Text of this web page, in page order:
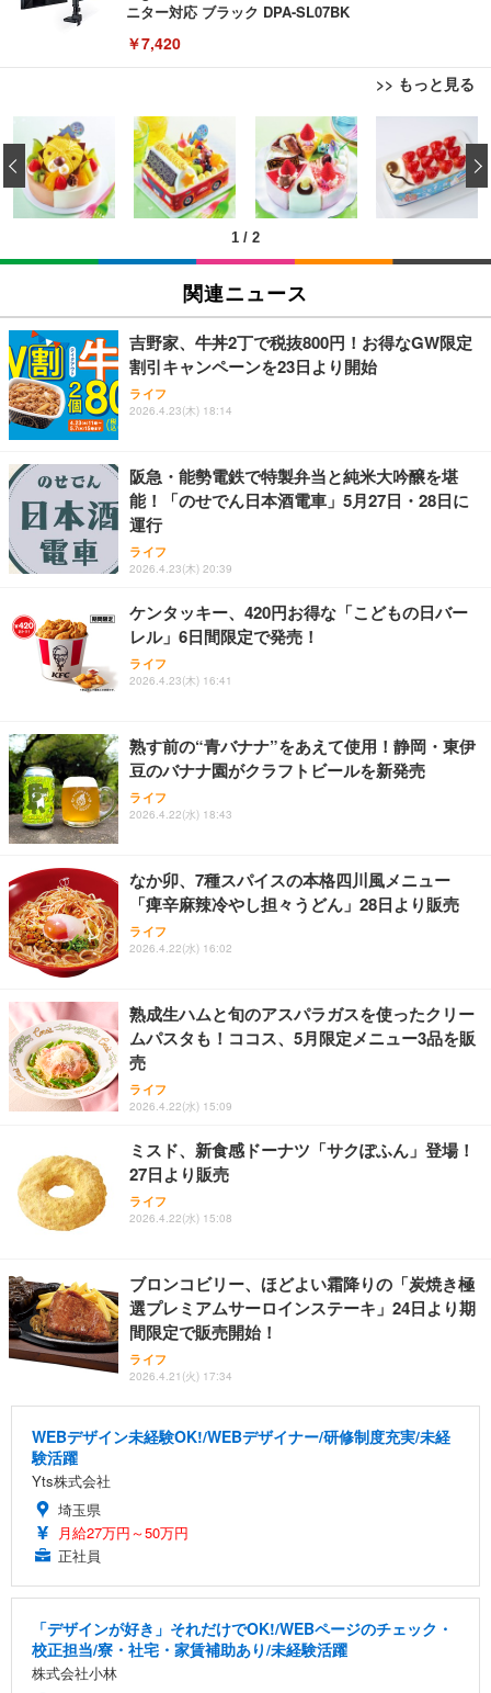
ニター対応 ブラック DPA-SL07BK
￥7,420
>> もっと見る
TITAN GAMING 【メーカー保証1年】【850W GOL
D電源搭載】 ゲーミングPC デスクトップパソコン
GeForce RTX 5060 Ryzen 7 5700X メモリ32GB NV
Me SSD 2TB Windows 11 Home CX200M ブラック
￥222,000
TITAN GAMING 【メーカー保証1年】【850W GOL
GeForce RTX 5060 Ryzen 7 5700X メモリ32GB NV
Me SSD 2TB Windows 11 Home CX200M ホワイト
【整備済み品】Lenovo ThinkCentre M75s Gen2 Ry
zen 5 PRO 3400G メモリ16GB SSD256GB Window
s11 Pro MS Office 2021 Type-C Wi-Fi Bluetooth D
【整備済み品】 ゲーミングPC デスクトップ タワー
型 UNITCOM biz-h 10世代 Core i7-10700 - RTX 406
0 8G - 32GBメモリ - 大容量 SSD1.0TB - Windows
11 - ゲームPC - プロ仕様 マウスコンピュータ
【整備済み品】Dell OptiPlex SFF Plus 7010 デスク
トップPC Core i5-13500 DDR4 メモリ32GB SSD51
2GB+HDD1TB MS Office 2021 DisplayPort/HDMI U
ブラックニッカ ニッカ Nikka ウィスキー4000ml ブ
ラックニッカクリア ウヰスキー 【日本 アサヒ ウィ
スキー】 大容量 お得 4リットル
￥3,940
【Amazon.co.jp限定】コロナ・エキストラ Corona
ト] [ギフトBox入り]
霧島酒造 チューパック黒霧島 25度 [ 焼酎 宮崎県 18
00ml×2本 ]
アサヒ スーパードライ [缶] 135ml x 24本 [ケース販
売] [アサヒ 国産 ビール 缶 ALC 5%] LT-1226
￥3,493
天羽の梅 1800ml （ハイボールの元 焼酎用）[天羽飲
料製造 東京都]
松阪牛 グルメ ハンバーグ 【誕生日ギフトセット】
誕生日プレゼント 高級 ハンバーグ 肉 ギフト 牛肉
食べ物 冷凍 高級 内祝 お返し 人気 お取り寄せ グル
メ 出産 男性 土産 女性 お父さん お母さん
￥4,000
松阪牛 グルメ ハンバーグ【オレンジ花束カード】
べ物 冷凍 高級 プレゼント 内祝 お返し 人気 お取り
寄せ グルメ
父の日ギフト 松阪牛 グルメ ハンバーグ【父の日短
冊 ブルー花束カード】父の日 食べ物 肉 父 お父さん
お取り寄せグルメ おつまみ ハンバーグギフト 冷凍
お中元 ギフト 【TV紹介されました♪】 純系 名古屋
コーチン 燻製 4種 セット おつまみ お取り寄せグル
メ 100％国産 高級 地鶏 お肉 ハム ソーセージ 冷凍
化粧箱入り 手提げ紙袋 熨斗対応可 南部食鶏 RK-29-
Butz Delicatessen おつまみアソートセット 【誕生
日用（バースデーカード付き）】 おつまみセット 6
品 食べ比べ ご自宅用 お中元 合鴨 牛タン ロースト
1 / 2
‹
関連ニュース
吉野家、牛丼2丁で税抜800円！お得なGW限定
割引キャンペーンを23日より開始
ライフ
2026.4.23(木) 18:14
阪急・能勢電鉄で特製弁当と純米大吟醸を堪
能！「のせでん日本酒電車」5月27日・28日に
運行
ライフ
2026.4.23(木) 20:39
ケンタッキー、420円お得な「こどもの日バー
レル」6日間限定で発売！
ライフ
2026.4.23(木) 16:41
熟す前の“青バナナ”をあえて使用！静岡・東伊
豆のバナナ園がクラフトビールを新発売
ライフ
2026.4.22(水) 18:43
なか卯、7種スパイスの本格四川風メニュー
「痺辛麻辣冷やし担々うどん」28日より販売
ライフ
2026.4.22(水) 16:02
熟成生ハムと旬のアスパラガスを使ったクリー
ムパスタも！ココス、5月限定メニュー3品を販
売
ライフ
2026.4.22(水) 15:09
ミスド、新食感ドーナツ「サクぽふん」登場！
27日より販売
ライフ
2026.4.22(水) 15:08
ブロンコビリー、ほどよい霜降りの「炭焼き極
選プレミアムサーロインステーキ」24日より期
間限定で販売開始！
ライフ
2026.4.21(火) 17:34
WEBデザイン未経験OK!/WEBデザイナー/研修制度充実/未経
験活躍
Yts株式会社
埼玉県
月給27万円～50万円
正社員
「デザインが好き」それだけでOK!/WEBページのチェック・
校正担当/寮・社宅・家賃補助あり/未経験活躍
株式会社小林